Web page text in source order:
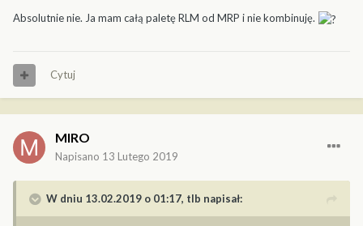
Absolutnie nie. Ja mam całą paletę RLM od MRP i nie kombinuję.
Cytuj
MIRO
Napisano 13 Lutego 2019
W dniu 13.02.2019 o 01:17, tlb napisał: